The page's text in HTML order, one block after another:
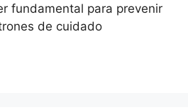
fundamental para prevenir
de cuidado